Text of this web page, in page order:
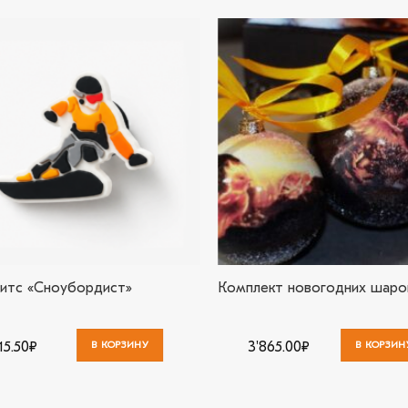
«Сноубордист»
₽ В КОРЗИНУ
Комплект новогодних
3'865.00₽ В